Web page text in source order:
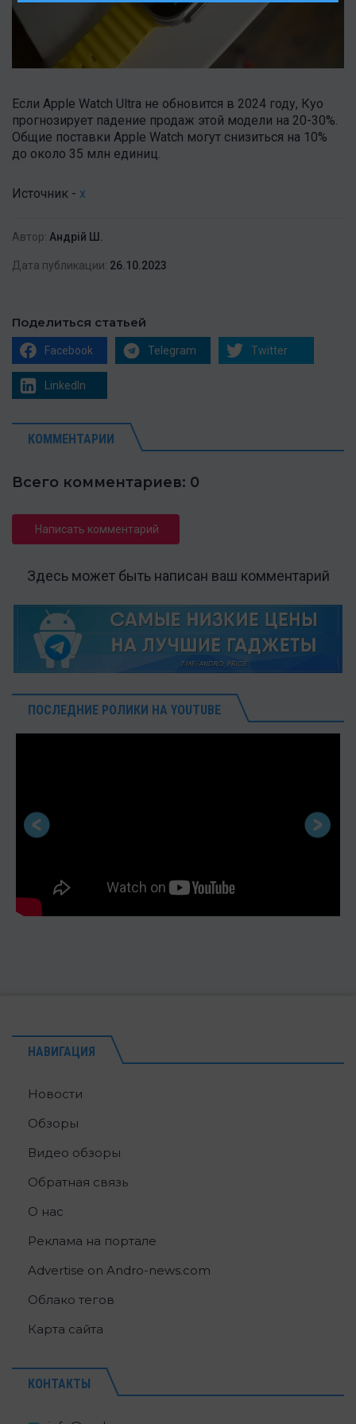
Если Apple Watch Ultra не обновится в 2024 году, Куо
прогнозирует падение продаж этой модели на 20-30%.
Общие поставки Apple Watch могут снизиться на 10%
до около 35 млн единиц.
Источник - x
Автор: Андрій Ш.
Дата публикации: 26.10.2023
Поделиться статьей
Facebook Telegram Twitter
LinkedIn
КОММЕНТАРИИ
Всего комментариев: 0
Написать комментарий
Здесь может быть написан ваш комментарий
ПОСЛЕДНИЕ РОЛИКИ НА YOUTUBE
НАВИГАЦИЯ
Новости
Обзоры
Видео обзоры
Обратная связь
О нас
Реклама на портале
Advertise on Andro-news.com
Облако тегов
Карта сайта
КОНТАКТЫ